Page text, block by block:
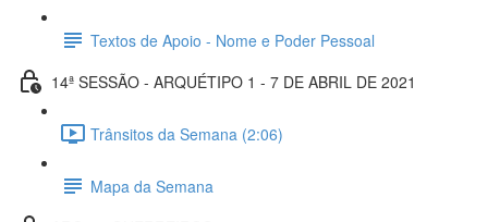
Textos de Apoio - Nome e Poder Pessoal
14ª SESSÃO - ARQUÉTIPO 1 - 7 DE ABRIL DE 2021
Trânsitos da Semana (2:06)
Mapa da Semana